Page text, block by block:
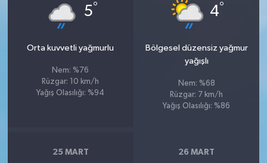
5°
Orta kuvvetli yağmurlu
Nem: %76
Rüzgar: 10 km/h
Yağış Olasılığı: %94
4°
Bölgesel düzensiz yağmur
yağışlı
Nem: %68
Rüzgar: 7 km/h
Yağış Olasılığı: %86
25 MART 26 MART